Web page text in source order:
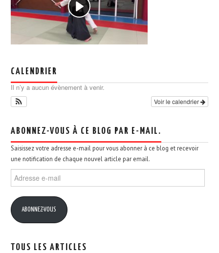
CALENDRIER
Il n’y a aucun évènement à venir.
Voir le calendrier
ABONNEZ-VOUS À CE BLOG PAR E-MAIL.
Saisissez votre adresse e-mail pour vous abonner à ce blog et recevoir
une notification de chaque nouvel article par email.
Adresse
e-
ABONNEZ-VOUS
TOUS LES ARTICLES